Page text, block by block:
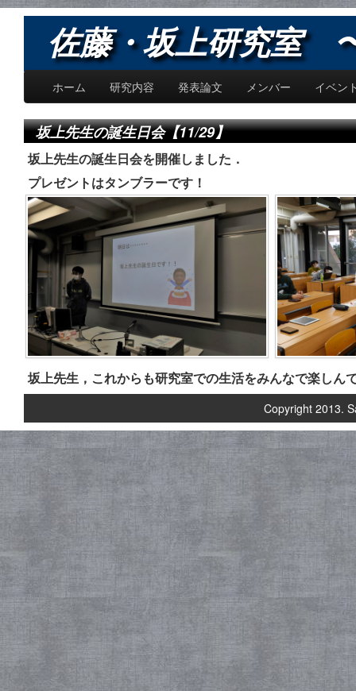
佐藤・坂上研究室
ホーム 研究内容 発表論文 メンバー イベン
坂上先生の誕生日会【11/29】
坂上先生の誕生日会を開催しました．
プレゼントはタンブラーです！
坂上先生，これからも研究室での生活をみんなで楽しん
Copyright 2013.